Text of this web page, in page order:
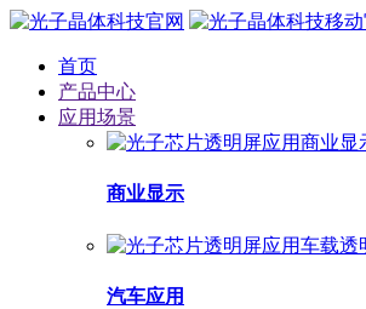
首页
产品中心
应用场景
商业显示
汽车应用